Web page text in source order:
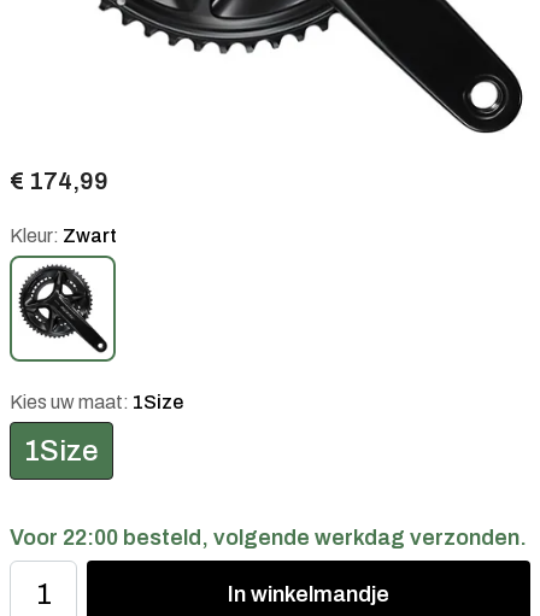
€ 174,99
Kleur: Zwart
Kies uw maat: 1Size
1Size
Voor 22:00 besteld, volgende werkdag verzonden.
In winkelmandje